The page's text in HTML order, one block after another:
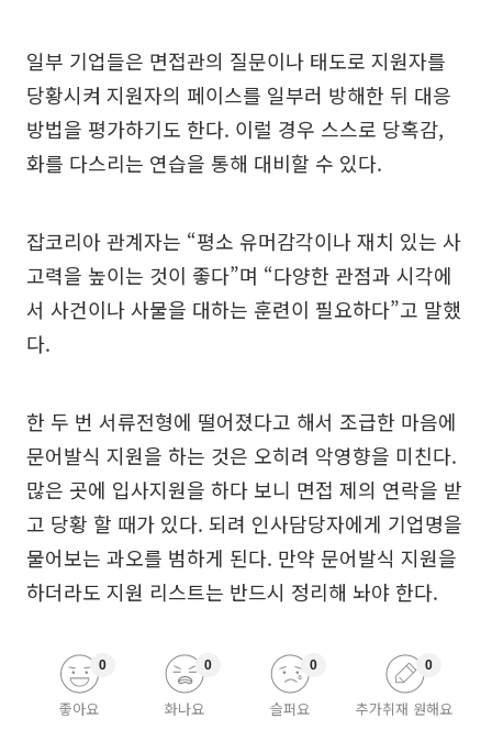
일부 기업들은 면접관의 질문이나 태도로 지원자를
당황시켜 지원자의 페이스를 일부러 방해한 뒤 대응
방법을 평가하기도 한다. 이럴 경우 스스로 당혹감,
화를 다스리는 연습을 통해 대비할 수 있다.
잡코리아 관계자는 “평소 유머감각이나 재치 있는 사
고력을 높이는 것이 좋다”며 “다양한 관점과 시각에
서 사건이나 사물을 대하는 훈련이 필요하다”고 말했
다.
한 두 번 서류전형에 떨어졌다고 해서 조급한 마음에
문어발식 지원을 하는 것은 오히려 악영향을 미친다.
많은 곳에 입사지원을 하다 보니 면접 제의 연락을 받
고 당황 할 때가 있다. 되려 인사담당자에게 기업명을
물어보는 과오를 범하게 된다. 만약 문어발식 지원을
하더라도 지원 리스트는 반드시 정리해 놔야 한다.
좋아요
0
화나요
0
슬퍼요
0
추가취재 원해요
0